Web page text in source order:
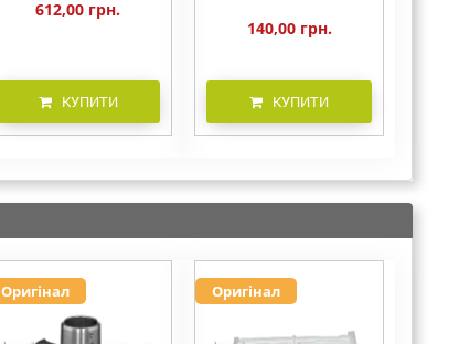
612,00 грн.
КУПИТИ
140,00 грн.
КУПИТИ
Оригінал Оригінал